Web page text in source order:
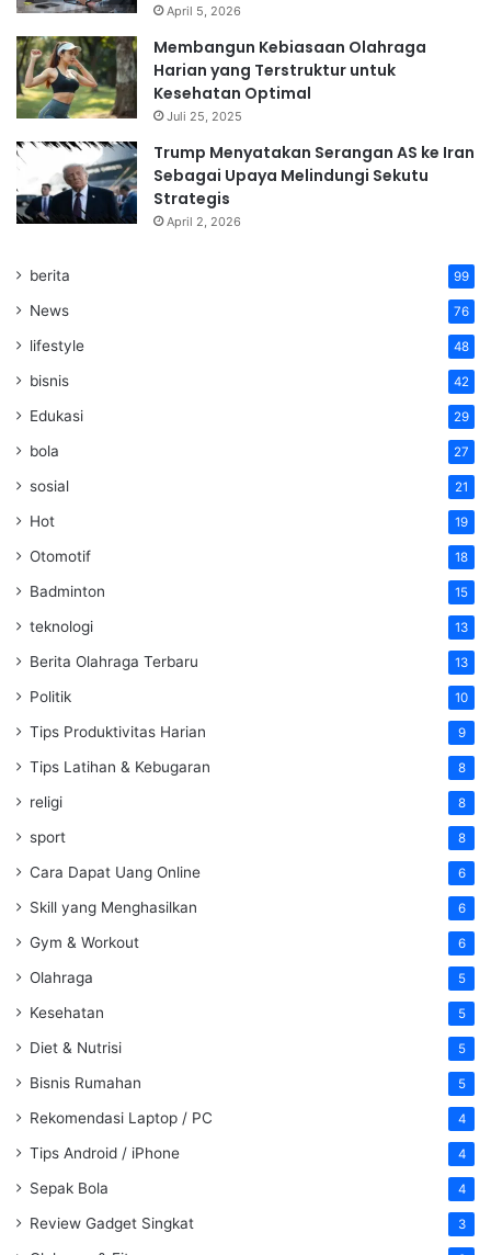
April 5, 2026
Membangun Kebiasaan Olahraga
Harian yang Terstruktur untuk
Kesehatan Optimal
Juli 25, 2025
Trump Menyatakan Serangan AS ke Iran
Sebagai Upaya Melindungi Sekutu
Strategis
April 2, 2026
berita 99
News 76
lifestyle 48
bisnis 42
Edukasi 29
bola 27
sosial 21
Hot 19
Otomotif 18
Badminton 15
teknologi 13
Berita Olahraga Terbaru 13
Politik 10
Tips Produktivitas Harian 9
Tips Latihan & Kebugaran 8
religi 8
sport 8
Cara Dapat Uang Online 6
Skill yang Menghasilkan 6
Gym & Workout 6
Olahraga 5
Kesehatan 5
Diet & Nutrisi 5
Bisnis Rumahan 5
Rekomendasi Laptop / PC 4
Tips Android / iPhone 4
Sepak Bola 4
Review Gadget Singkat 3